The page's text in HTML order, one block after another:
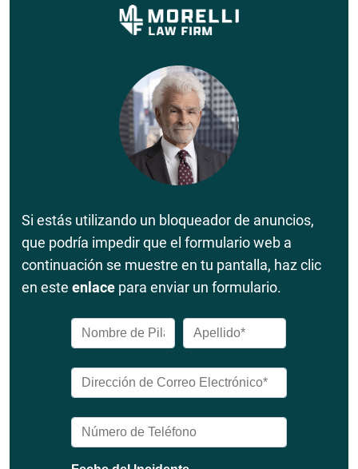
Si estás utilizando un bloqueador de anuncios,
que podría impedir que el formulario web a
continuación se muestre en tu pantalla, haz clic
en este enlace para enviar un formulario.